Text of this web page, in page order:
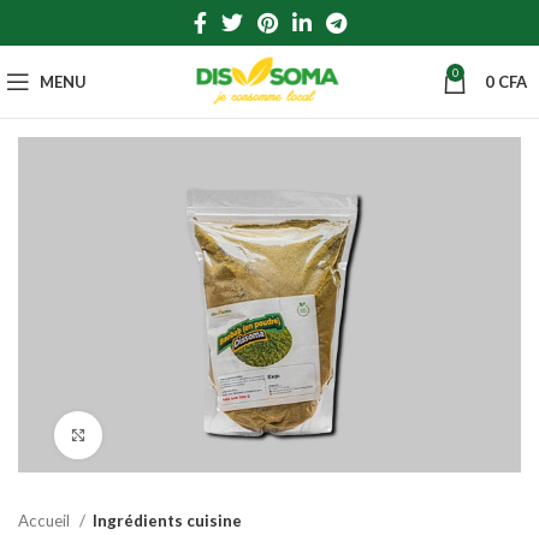
MENU 0 0 CFA
Click to enlarge
Accueil Ingrédients cuisine